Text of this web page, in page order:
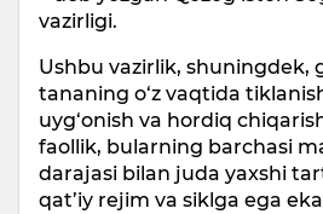
vazirligi.
Ushbu vazirlik, shuningdek,
tananing o‘z vaqtida
uyg‘onish va hordiq
faollik, bularning barchasi
darajasi bilan juda yaxshi
qat’iy rejim va siklga ega